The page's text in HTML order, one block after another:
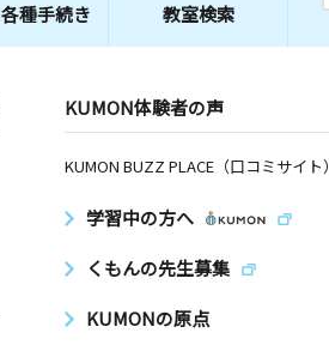
各種手続き 教室検索
KUMON体験者の声
KUMON BUZZ PLACE（口コミサイト）
学習中の方へ
くもんの先生募集
KUMONの原点